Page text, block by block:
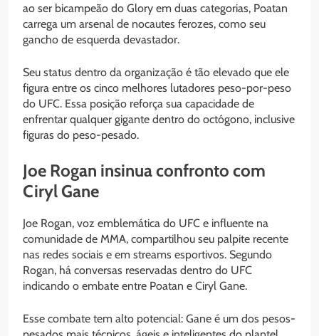
ao ser bicampeão do Glory em duas categorias, Poatan
carrega um arsenal de nocautes ferozes, como seu
gancho de esquerda devastador.
Seu status dentro da organização é tão elevado que ele
figura entre os cinco melhores lutadores peso-por-peso
do UFC. Essa posição reforça sua capacidade de
enfrentar qualquer gigante dentro do octógono, inclusive
figuras do peso-pesado.
Joe Rogan insinua confronto com
Ciryl Gane
Joe Rogan, voz emblemática do UFC e influente na
comunidade de MMA, compartilhou seu palpite recente
nas redes sociais e em streams esportivos. Segundo
Rogan, há conversas reservadas dentro do UFC
indicando o embate entre Poatan e Ciryl Gane.
Esse combate tem alto potencial: Gane é um dos pesos-